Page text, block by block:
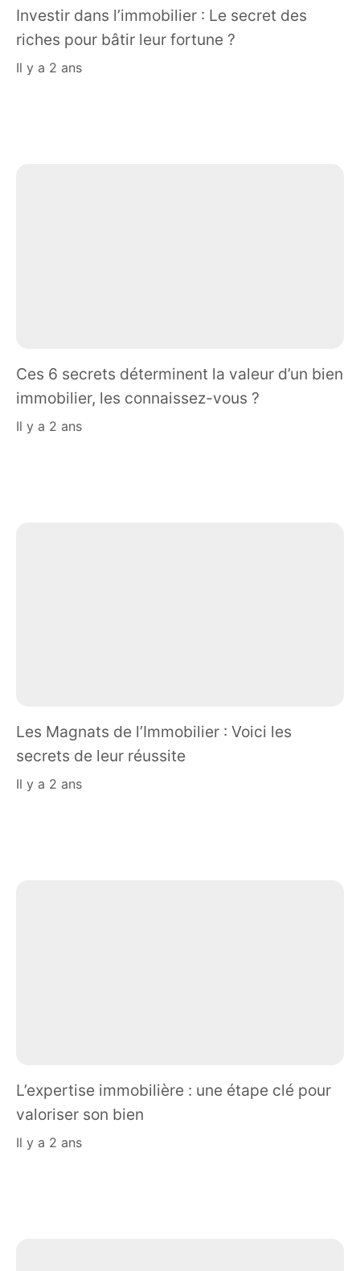
Investir dans l’immobilier : Le secret des
riches pour bâtir leur fortune ?
il y a 2 ans
Ces 6 secrets déterminent la valeur d’un bien
immobilier, les connaissez-vous ?
il y a 2 ans
Les Magnats de l’Immobilier : Voici les
secrets de leur réussite
il y a 2 ans
L’expertise immobilière : une étape clé pour
valoriser son bien
il y a 2 ans